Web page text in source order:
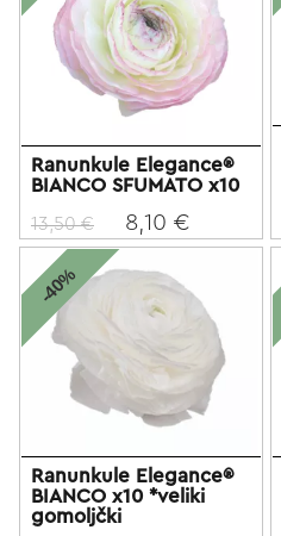
Ranunkule Elegance®
BIANCO SFUMATO x10
13,50 € 8,10 €
-40%
Ranunkule Elegance®
BIANCO x10 *veliki
gomoljčki